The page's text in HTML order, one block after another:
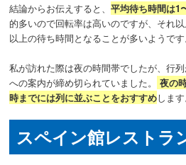
結論からお伝えすると、平均待ち時間は1
的多いので回転率は高いのですが、それ
以上の待ち時間となることが多いようです
私が訪れた際は夜の時間帯でしたが、行
への案内が締め切られていました。
夜の
時までには列に並ぶことをおすすめします
スペイン館レストラ